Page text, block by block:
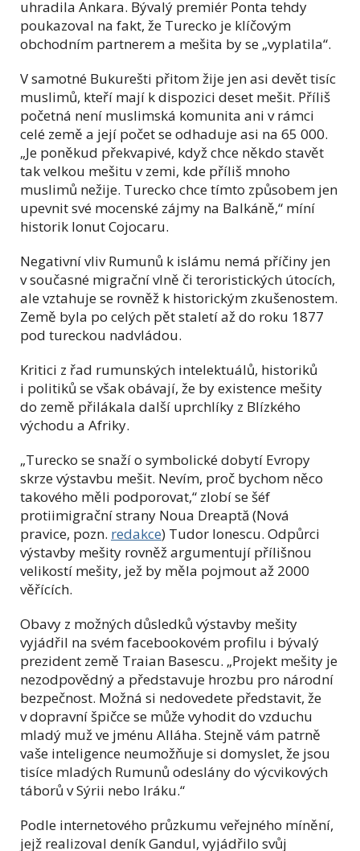
uhradila Ankara. Bývalý premiér Ponta tehdy
poukazoval na fakt, že Turecko je klíčovým
obchodním partnerem a mešita by se „vyplatila“.
V samotné Bukurešti přitom žije jen asi devět tisíc
muslimů, kteří mají k dispozici deset mešit. Příliš
početná není muslimská komunita ani v rámci
celé země a její počet se odhaduje asi na 65 000.
„Je poněkud překvapivé, když chce někdo stavět
tak velkou mešitu v zemi, kde příliš mnoho
muslimů nežije. Turecko chce tímto způsobem jen
upevnit své mocenské zájmy na Balkáně,“ míní
historik Ionut Cojocaru.
Negativní vliv Rumunů k islámu nemá příčiny jen
v současné migrační vlně či teroristických útocích,
ale vztahuje se rovněž k historickým zkušenostem.
Země byla po celých pět staletí až do roku 1877
pod tureckou nadvládou.
Kritici z řad rumunských intelektuálů, historiků
i politiků se však obávají, že by existence mešity
do země přilákala další uprchlíky z Blízkého
východu a Afriky.
„Turecko se snaží o symbolické dobytí Evropy
skrze výstavbu mešit. Nevím, proč bychom něco
takového měli podporovat,“ zlobí se šéf
protiimigrační strany Noua Dreaptă (Nová
pravice, pozn. redakce) Tudor Ionescu. Odpůrci
výstavby mešity rovněž argumentují přílišnou
velikostí mešity, jež by měla pojmout až 2000
věřících.
Obavy z možných důsledků výstavby mešity
vyjádřil na svém facebookovém profilu i bývalý
prezident země Traian Basescu. „Projekt mešity je
nezodpovědný a představuje hrozbu pro národní
bezpečnost. Možná si nedovedete představit, že
v dopravní špičce se může vyhodit do vzduchu
mladý muž ve jménu Alláha. Stejně vám patrně
vaše inteligence neumožňuje si domyslet, že jsou
tisíce mladých Rumunů odeslány do výcvikových
táborů v Sýrii nebo Iráku.“
Podle internetového průzkumu veřejného mínění,
jejž realizoval deník Gandul, vyjádřilo svůj